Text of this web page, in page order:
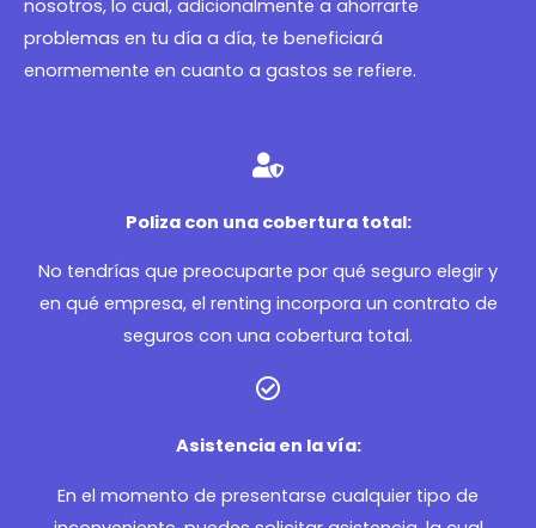
nosotros, lo cual, adicionalmente a ahorrarte
problemas en tu día a día, te beneficiará
enormemente en cuanto a gastos se refiere.
Poliza con una cobertura total:
No tendrías que preocuparte por qué seguro elegir y
en qué empresa, el renting incorpora un contrato de
seguros con una cobertura total.
Asistencia en la vía:
En el momento de presentarse cualquier tipo de